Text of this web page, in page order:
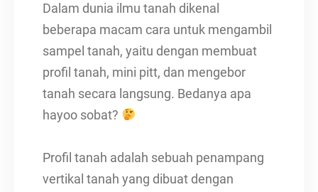
Dalam dunia ilmu tanah dikenal
beberapa macam cara untuk mengambil
sampel tanah, yaitu dengan membuat
profil tanah, mini pitt, dan mengebor
tanah secara langsung. Bedanya apa
hayoo sobat?
Profil tanah adalah sebuah penampang
vertikal tanah yang dibuat dengan